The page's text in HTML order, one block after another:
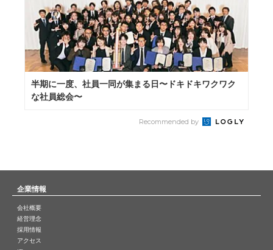
半期に一度、社員一同が集まる日〜ドキドキワクワク
な社員総会〜
Recommended by
企業情報
会社概要
経営理念
採用情報
アクセス